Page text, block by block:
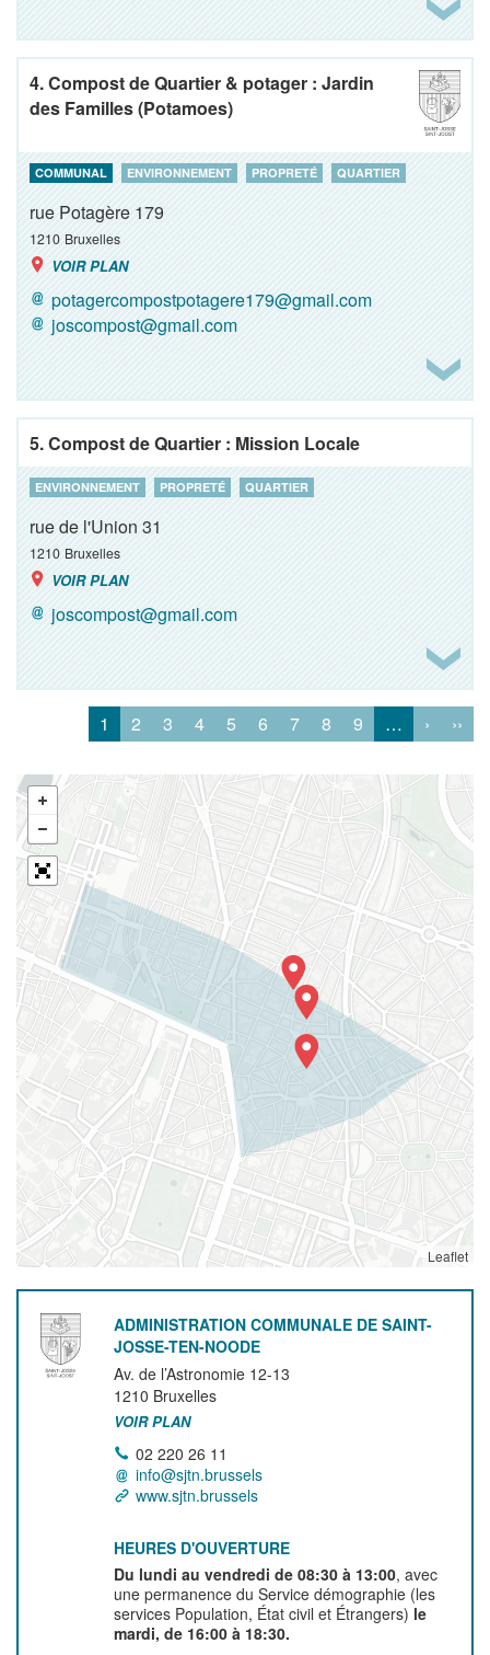
4. Compost de Quartier & potager : Jardin
des Familles (Potamoes)
COMMUNAL ENVIRONNEMENT PROPRETÉ QUARTIER
rue Potagère 179
1210 Bruxelles
VOIR PLAN
potagercompostpotagere179@gmail.com
joscompost@gmail.com
5. Compost de Quartier : Mission Locale
ENVIRONNEMENT PROPRETÉ QUARTIER
rue de l'Union 31
1210 Bruxelles
VOIR PLAN
joscompost@gmail.com
1 2 3 4 5 6 7 8 9 … › ››
Leaflet
ADMINISTRATION COMMUNALE DE SAINT-
JOSSE-TEN-NOODE
Av. de l’Astronomie 12-13
1210 Bruxelles
VOIR PLAN
02 220 26 11
info@sjtn.brussels
www.sjtn.brussels
HEURES D'OUVERTURE
Du lundi au vendredi de 08:30 à 13:00, avec
une permanence du Service démographie (les
services Population, État civil et Étrangers) le
mardi, de 16:00 à 18:30.